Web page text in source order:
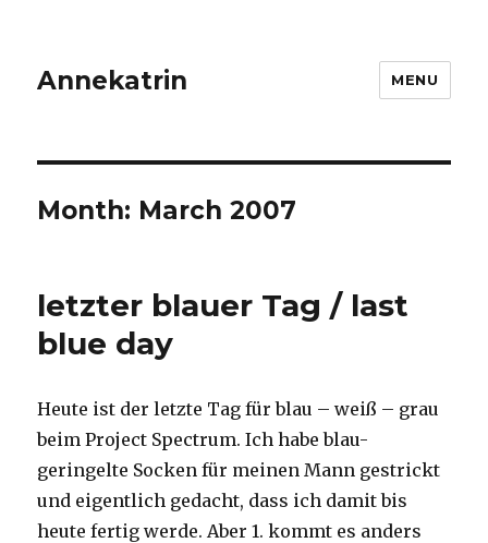
Annekatrin MENU
Month: March 2007
letzter blauer Tag / last
blue day
Heute ist der letzte Tag für blau – weiß – grau
beim Project Spectrum. Ich habe blau-
geringelte Socken für meinen Mann gestrickt
und eigentlich gedacht, dass ich damit bis
heute fertig werde. Aber 1. kommt es anders